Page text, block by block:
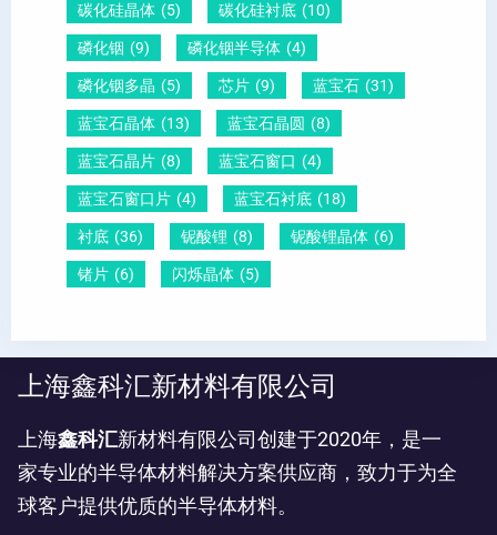
碳化硅晶体 (5) 碳化硅衬底 (10)
磷化铟 (9) 磷化铟半导体 (4)
磷化铟多晶 (5) 芯片 (9) 蓝宝石 (31)
蓝宝石晶体 (13) 蓝宝石晶圆 (8)
蓝宝石晶片 (8) 蓝宝石窗口 (4)
蓝宝石窗口片 (4) 蓝宝石衬底 (18)
衬底 (36) 铌酸锂 (8) 铌酸锂晶体 (6)
锗片 (6) 闪烁晶体 (5)
上海鑫科汇新材料有限公司
上海鑫科汇新材料有限公司创建于2020年，是一
家专业的半导体材料解决方案供应商，致力于为全
球客户提供优质的半导体材料。